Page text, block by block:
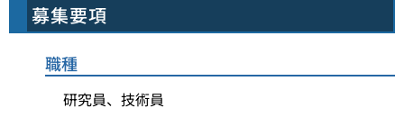
募集要項
職種
研究員、技術員